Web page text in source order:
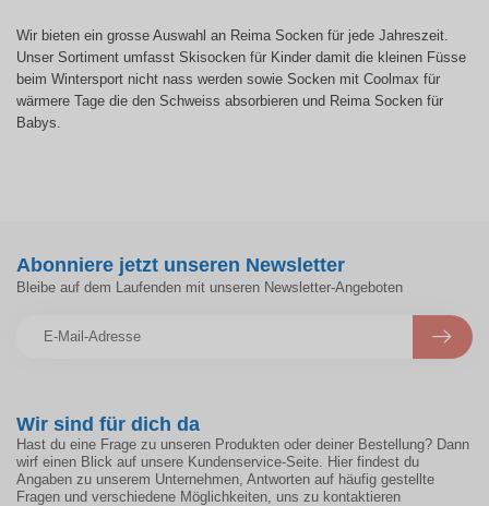
Wir bieten ein grosse Auswahl an Reima Socken für jede Jahreszeit.
Unser Sortiment umfasst Skisocken für Kinder damit die kleinen Füsse
beim Wintersport nicht nass werden sowie Socken mit Coolmax für
wärmere Tage die den Schweiss absorbieren und Reima Socken für
Babys.
Wir sind für dich da
Hast du eine Frage zu unseren Produkten oder deiner Bestellung? Dann
wirf einen Blick auf unsere Kundenservice-Seite. Hier findest du
Angaben zu unserem Unternehmen, Antworten auf häufig gestellte
Fragen und verschiedene Möglichkeiten, uns zu kontaktieren
Abonniere jetzt unseren Newsletter
Bleibe auf dem Laufenden mit unseren Newsletter-Angeboten